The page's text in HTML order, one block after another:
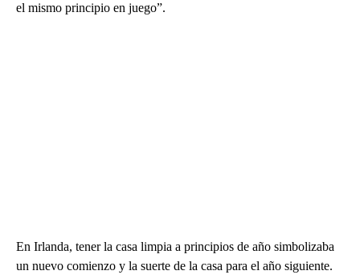
el mismo principio en juego”.
En Irlanda, tener la casa limpia a principios de año simbolizaba
un nuevo comienzo y la suerte de la casa para el año siguiente.